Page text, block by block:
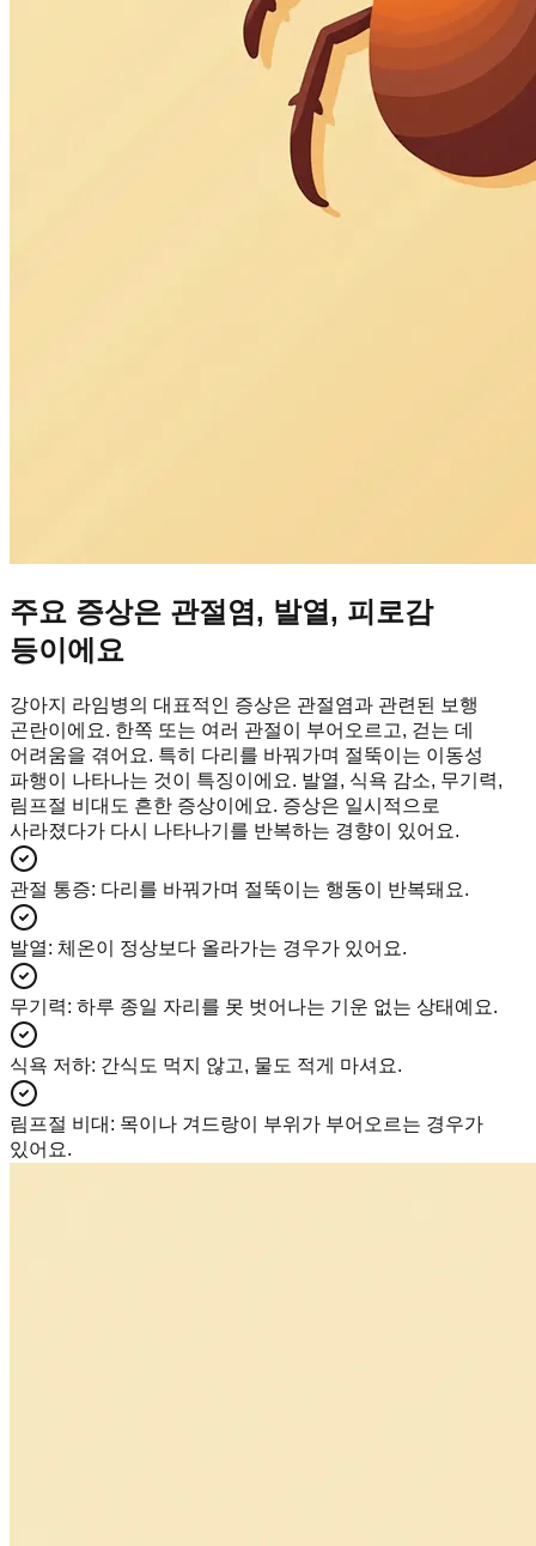
주요 증상은 관절염, 발열, 피로감
등이에요
강아지 라임병의 대표적인 증상은 관절염과 관련된 보행
곤란이에요. 한쪽 또는 여러 관절이 부어오르고, 걷는 데
어려움을 겪어요. 특히 다리를 바꿔가며 절뚝이는 이동성
파행이 나타나는 것이 특징이에요. 발열, 식욕 감소, 무기력,
림프절 비대도 흔한 증상이에요. 증상은 일시적으로
사라졌다가 다시 나타나기를 반복하는 경향이 있어요.
관절 통증: 다리를 바꿔가며 절뚝이는 행동이 반복돼요.
발열: 체온이 정상보다 올라가는 경우가 있어요.
무기력: 하루 종일 자리를 못 벗어나는 기운 없는 상태예요.
식욕 저하: 간식도 먹지 않고, 물도 적게 마셔요.
림프절 비대 : 목이나 겨드랑이 부위가 부어오르는 경우가
있어요.